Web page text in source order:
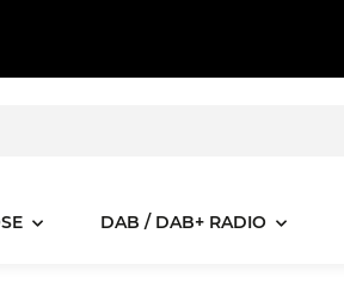
DAB / DAB+ RADIO